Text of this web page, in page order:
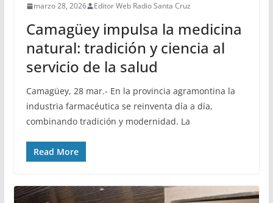
marzo 28, 2026 Editor Web Radio Santa Cruz
Camagüey impulsa la medicina
natural: tradición y ciencia al
servicio de la salud
Camagüey, 28 mar.- En la provincia agramontina la
industria farmacéutica se reinventa día a día,
combinando tradición y modernidad. La
Read More